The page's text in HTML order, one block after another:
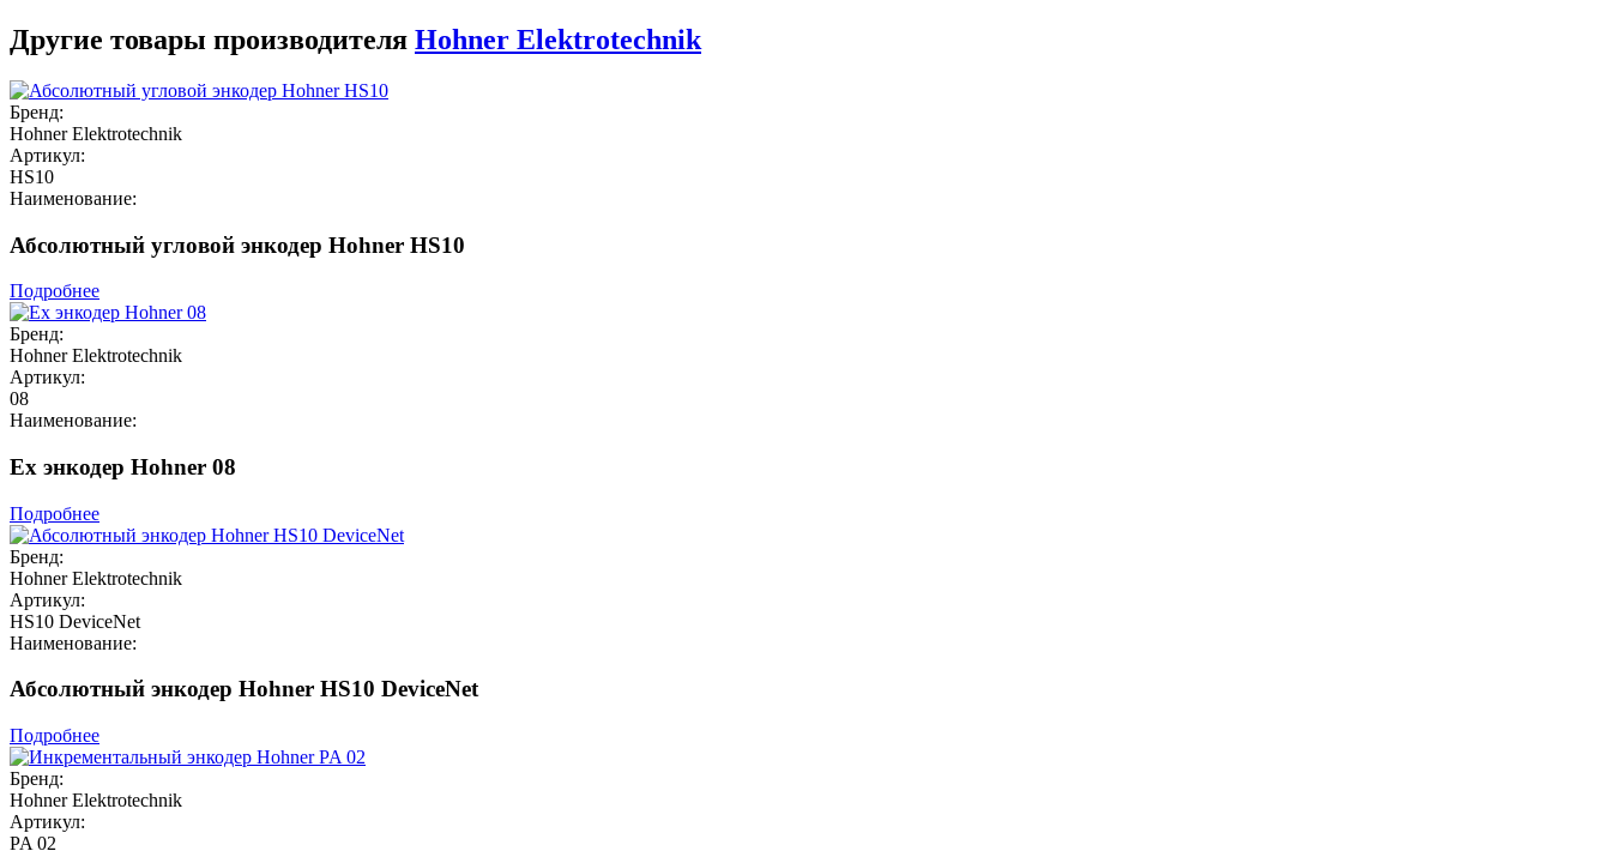
Другие товары производителя Hohner Elektrotechnik
Бренд:
Hohner Elektrotechnik
Артикул:
HS10
Наименование:
Абсолютный угловой энкодер Hohner HS10
Подробнее
Бренд:
Hohner Elektrotechnik
Артикул:
08
Наименование:
Ex энкодер Hohner 08
Подробнее
Бренд:
Hohner Elektrotechnik
Артикул:
HS10 DeviceNet
Наименование:
Абсолютный энкодер Hohner HS10 DeviceNet
Подробнее
Бренд:
Hohner Elektrotechnik
Артикул:
PA 02